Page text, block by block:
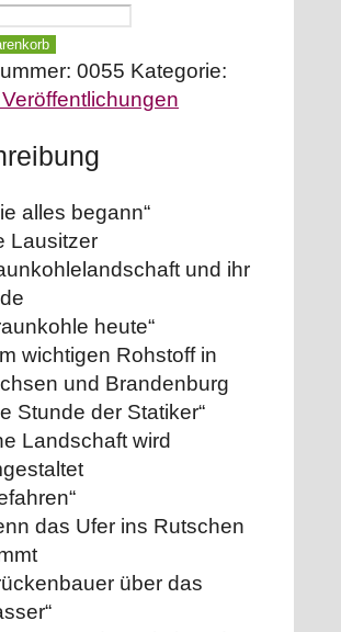
0055 Kategorie:
alles begann“
Lausitzer
und ihr
heute“
wichtigen Rohstoff in
und Brandenburg
Stunde der Statiker“
Landschaft wird
das Ufer ins Rutschen
über das